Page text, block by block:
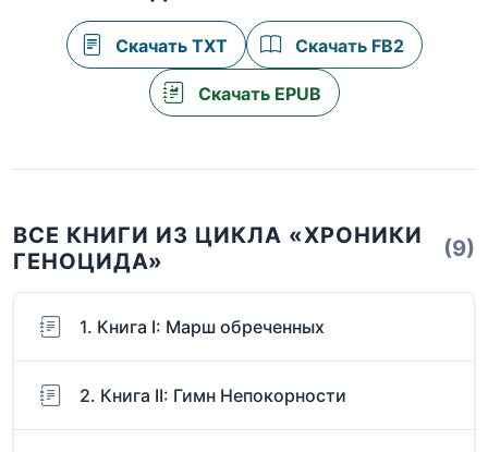
Скачать TXT Скачать FB2
Скачать EPUB
ВСЕ КНИГИ ИЗ ЦИКЛА «ХРОНИКИ
ГЕНОЦИДА»
(9)
1. Книга I: Марш обреченных
2. Книга II: Гимн Непокорности